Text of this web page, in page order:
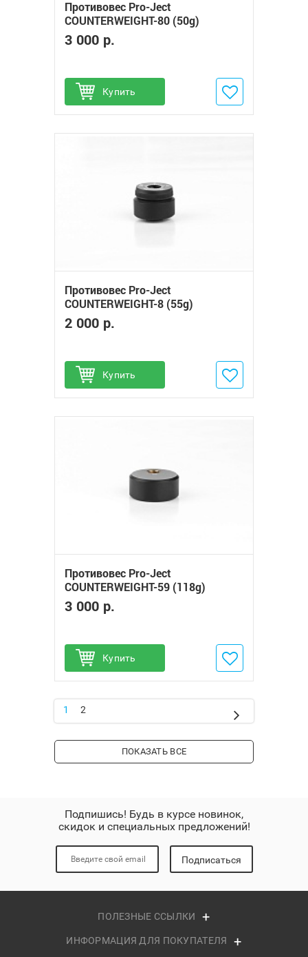
Противовес Pro-Ject
COUNTERWEIGHT-80 (50g)
3 000 р.
Купить
Добавить в избранное
Противовес Pro-Ject
COUNTERWEIGHT-8 (55g)
2 000 р.
Купить
Добавить в избранное
Противовес Pro-Ject
COUNTERWEIGHT-59 (118g)
3 000 р.
Купить
Добавить в избранное
1 2
ПОКАЗАТЬ ВСЕ
Подпишись! Будь в курсе новинок,
скидок и специальных предложений!
Подписаться
ПОЛЕЗНЫЕ ССЫЛКИ
ИНФОРМАЦИЯ ДЛЯ ПОКУПАТЕЛЯ